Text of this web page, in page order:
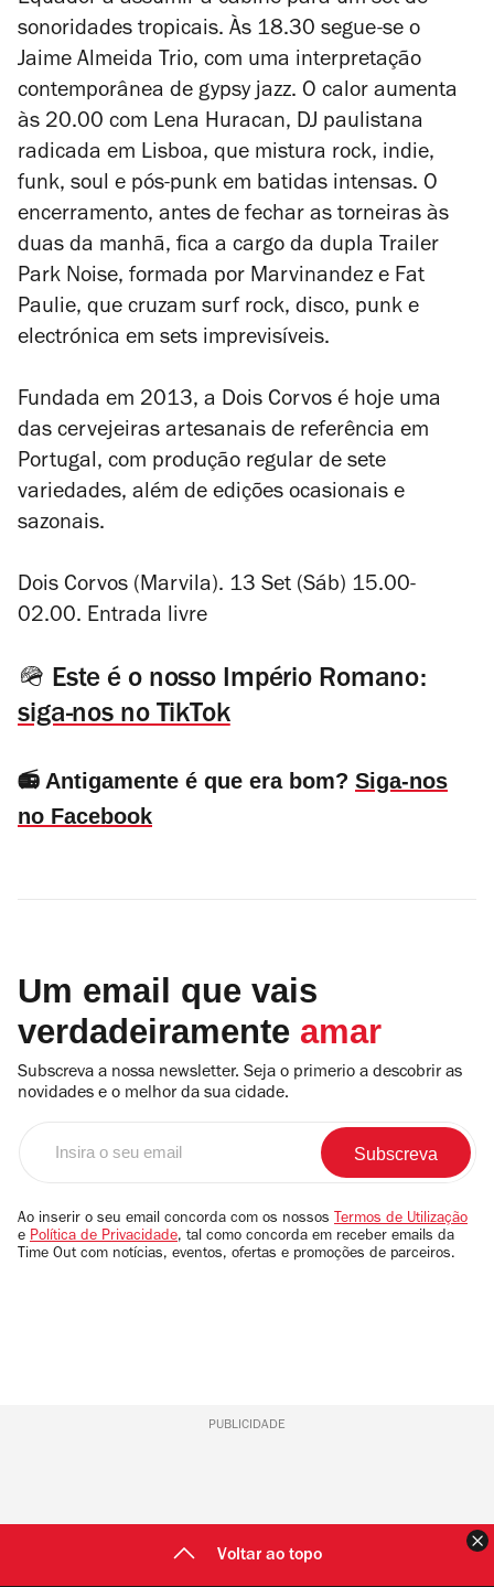
sonoridades tropicais. Às 18.30 segue-se o
Jaime Almeida Trio, com uma interpretação
contemporânea de gypsy jazz. O calor aumenta
às 20.00 com Lena Huracan, DJ paulistana
radicada em Lisboa, que mistura rock, indie,
funk, soul e pós-punk em batidas intensas. O
encerramento, antes de fechar as torneiras às
duas da manhã, fica a cargo da dupla Trailer
Park Noise, formada por Marvinandez e Fat
Paulie, que cruzam surf rock, disco, punk e
electrónica em sets imprevisíveis.
Fundada em 2013, a Dois Corvos é hoje uma
das cervejeiras artesanais de referência em
Portugal, com produção regular de sete
variedades, além de edições ocasionais e
sazonais.
Dois Corvos (Marvila). 13 Set (Sáb) 15.00-
02.00. Entrada livre
🪖 Este é o nosso Império Romano:
siga-nos no TikTok
📻 Antigamente é que era bom? Siga-nos
no Facebook
Um email que vais
verdadeiramente amar
Subscreva a nossa newsletter. Seja o primerio a descobrir as
novidades e o melhor da sua cidade.
email
Ao inserir o seu email concorda com os nossos Termos de Utilização
e Política de Privacidade, tal como concorda em receber emails da
Time Out com notícias, eventos, ofertas e promoções de parceiros.
PUBLICIDADE
Voltar ao topo